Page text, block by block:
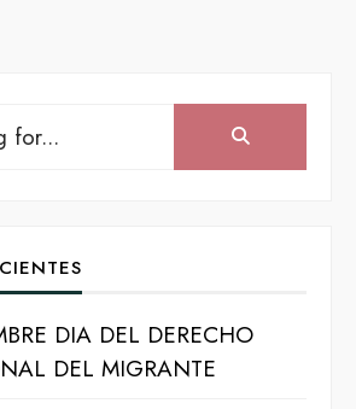
OCTUBRE A
DIA DEL DERECHO
DEL MIGRANTE